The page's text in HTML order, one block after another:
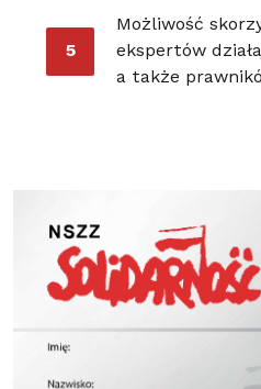
5
Możliwość
ekspertów
a także